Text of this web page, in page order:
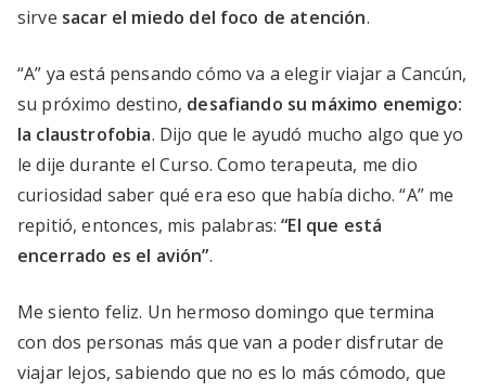
sirve sacar el miedo del foco de atención.
“A” ya está pensando cómo va a elegir viajar a Cancún,
su próximo destino, desafiando su máximo enemigo:
la claustrofobia. Dijo que le ayudó mucho algo que yo
le dije durante el Curso. Como terapeuta, me dio
curiosidad saber qué era eso que había dicho. “A” me
repitió, entonces, mis palabras:“El que está
encerrado es el avión”.
Me siento feliz. Un hermoso domingo que termina
con dos personas más que van a poder disfrutar de
viajar lejos, sabiendo que no es lo más cómodo, que